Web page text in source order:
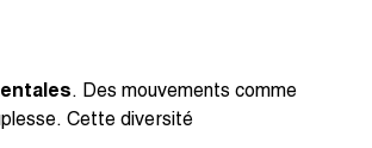
. Des mouvements comme
Cette diversité